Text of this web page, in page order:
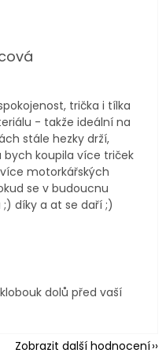
je 5 z 5 hvězdiček.
trička i tílka
- takže ideální na
stále hezky drží,
bych koupila více triček
motorkářských
se v budoucnu
díky a at se daří ;)
je 5 z 5 hvězdiček.
dolů před vaší
Zobrazit další hodnocení